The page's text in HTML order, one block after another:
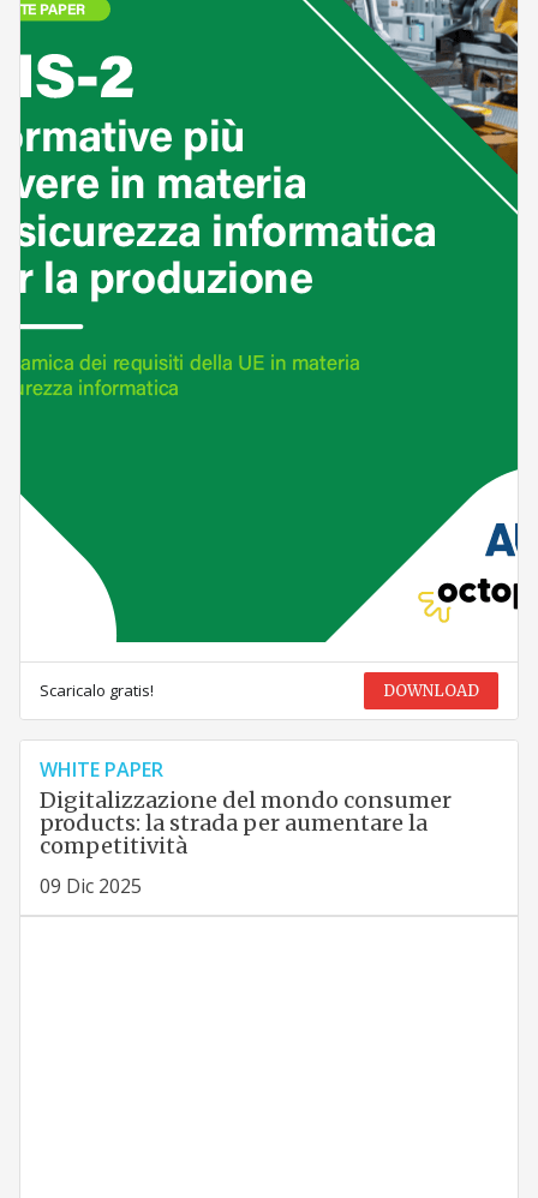
Scaricalo gratis! DOWNLOAD
WHITE PAPER
Digitalizzazione del mondo consumer
products: la strada per aumentare la
competitività
09 Dic 2025